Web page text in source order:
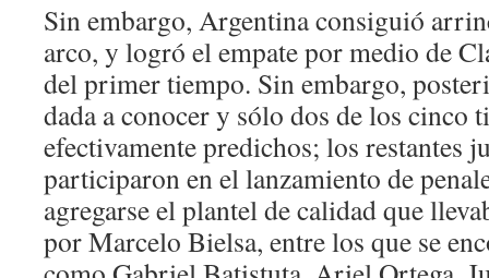
Sin embargo, Argentina consiguió
arco, y logró el empate por medio de
del primer tiempo. Sin embargo,
dada a conocer y sólo dos de los cinco
efectivamente predichos; los restantes
participaron en el lanzamiento de
agregarse el plantel de calidad que
por Marcelo Bielsa, entre los que se